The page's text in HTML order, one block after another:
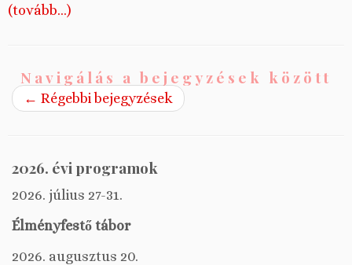
(tovább…)
Navigálás a bejegyzések között
← Régebbi bejegyzések
2026. évi programok
2026. július 27-31.
Élményfestő tábor
2026. augusztus 20.